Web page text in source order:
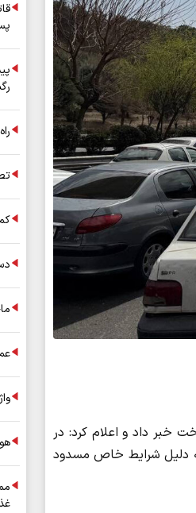
خبر داد و اعلام کرد: در
دلیل شرایط خاص مسدود